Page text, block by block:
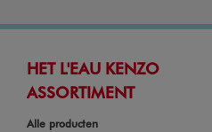
HET L'EAU KENZO
ASSORTIMENT
Alle producten